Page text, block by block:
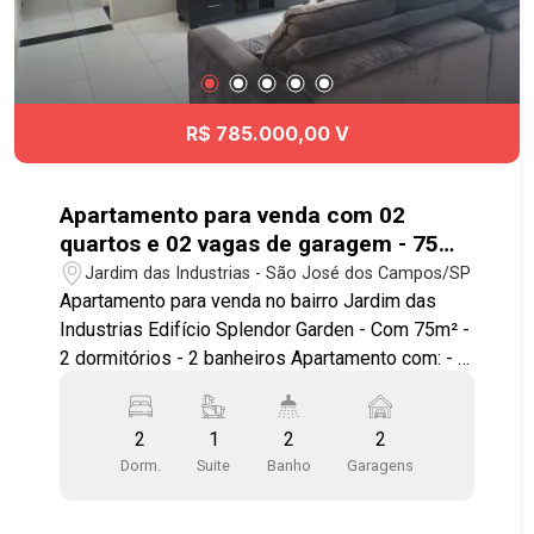
#imobiliária #apartamentoparavenda #aptovenda
#santana
R$ 785.000,00 V
Apartamento para venda com 02
quartos e 02 vagas de garagem - 75m²
no bairro Jardim das Industrias
Jardim das Industrias - São José dos Campos/SP
Apartamento para venda no bairro Jardim das
Industrias Edifício Splendor Garden - Com 75m² -
2 dormitórios - 2 banheiros Apartamento com: - 2
Cozinha com móveis planejados - Banheiros
Social e suíte com box blindex - Área de serviços
2
Dorm.
1
Suite
2
Banho
2
Garagens